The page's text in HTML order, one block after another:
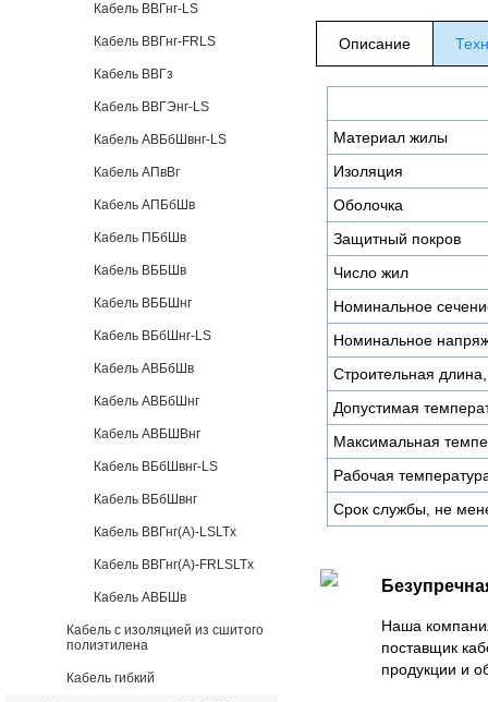
Кабель ВВГнг-LS
Кабель ВВГнг-FRLS
Кабель ВВГз
Кабель ВВГЭнг-LS
Кабель АВБбШвнг-LS
Кабель АПвВг
Кабель АПБбШв
Кабель ПБбШв
Кабель ВББШв
Кабель ВББШнг
Кабель ВБбШнг-LS
Кабель АВБбШв
Кабель АВБбШнг
Кабель АВБШВнг
Кабель ВБбШвнг-LS
Кабель ВБбШвнг
Кабель ВВГнг(А)-LSLTx
Кабель ВВГнг(А)-FRLSLTx
Кабель АВБШв
Кабель с изоляцией из сшитого
полиэтилена
Кабель гибкий
Описание
Материал жилы
Изоляция
Оболочка
Защитный покров
Число жил
Номинальное
Номинальное
Строительная
Допустимая
Максимальная
Рабочая
Срок службы, не
Наша
поставщик
продукции и